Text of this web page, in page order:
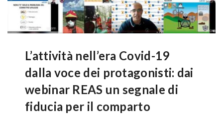
L’attività nell’era Covid-19
dalla voce dei protagonisti: dai
webinar REAS un segnale di
fiducia per il comparto